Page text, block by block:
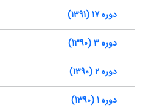
دوره 17 (1391)
دوره 3 (1390)
دوره 2 (1390)
دوره 1 (1390)